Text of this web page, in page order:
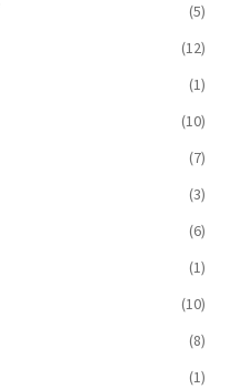
(5)
(12)
(1)
(10)
(7)
(3)
(6)
(1)
(10)
(8)
(1)